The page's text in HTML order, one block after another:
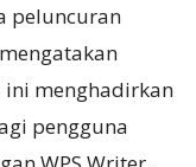
peluncuran
ini menghadirkan
pengguna